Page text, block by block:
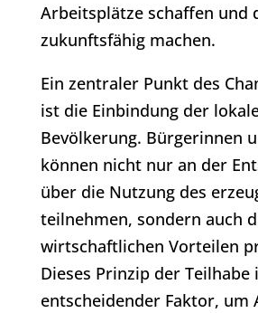
Arbeitsplätze schaffen und
zukunftsfähig machen.
Ein zentraler Punkt des
ist die Einbindung der
Bevölkerung. Bürgerinnen
können nicht nur an der
über die Nutzung des
teilnehmen, sondern auch
wirtschaftlichen Vorteilen
Dieses Prinzip der Teilhabe
entscheidender Faktor, um